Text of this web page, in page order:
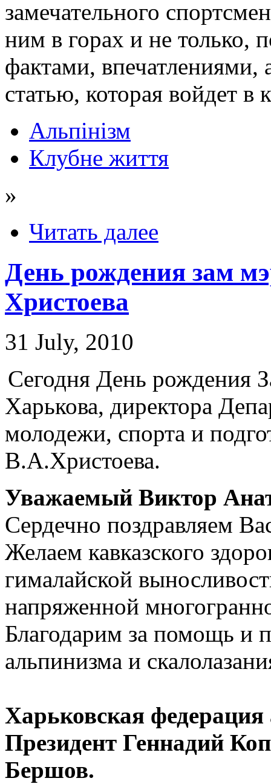
замечательного
ним в горах и не только,
фактами, впечатлениями,
статью, которая войдет в
Альпінізм
Клубне життя
»
Читать далее
День рождения зам
Христоева
31 July, 2010
Сегодня День рождения
Харькова, директора
молодежи, спорта и
В.А.Христоева.
Уважаемый Виктор
Сердечно поздравляем
Желаем кавказского
гималайской
напряженной
Благодарим за помощь и
альпинизма и
Харьковская
Президент Геннадий
Бершов.